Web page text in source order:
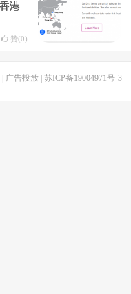
港
赞(0)
| 广告投放| 苏ICP备19004971号-3